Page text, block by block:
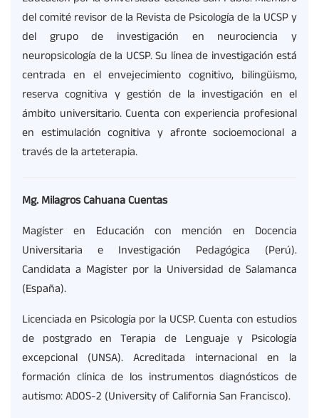
del comité revisor de la Revista de Psicología de la UCSP y
del grupo de investigación en neurociencia y
neuropsicología de la UCSP. Su línea de investigación está
centrada en el envejecimiento cognitivo, bilingüismo,
reserva cognitiva y gestión de la investigación en el
ámbito universitario. Cuenta con experiencia profesional
en estimulación cognitiva y afronte socioemocional a
través de la arteterapia.
Mg. Milagros Cahuana Cuentas
Magíster en Educación con mención en Docencia
Universitaria e Investigación Pedagógica (Perú).
Candidata a Magíster por la Universidad de Salamanca
(España).
Licenciada en Psicología por la UCSP. Cuenta con estudios
de postgrado en Terapia de Lenguaje y Psicología
excepcional (UNSA). Acreditada internacional en la
formación clínica de los instrumentos diagnósticos de
autismo: ADOS-2 (University of California San Francisco).